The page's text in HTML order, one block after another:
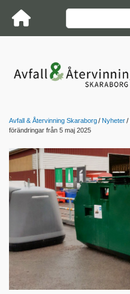
Avfall & Återvinning Skaraborg Nyheter
förändringar från 5 maj 2025